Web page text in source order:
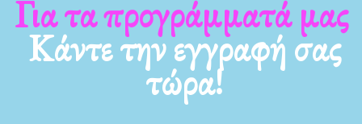
Για τα νέα μας
Κάντε την εγγραφή σας
τώρα!